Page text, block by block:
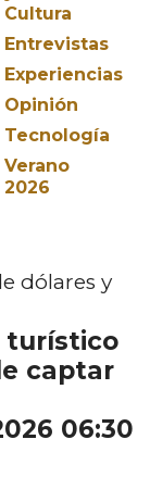
Cultura
Entrevistas
Experiencias
Opinión
Tecnología
Verano
2026
dólares y
turístico
captar
06:30